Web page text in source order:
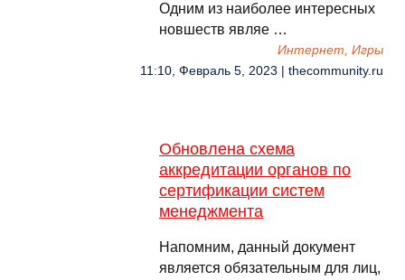
Одним из наиболее интересных
новшеств являе …
Интернет, Игры
11:10, Февраль 5, 2023 | thecommunity.ru
Обновлена схема
аккредитации органов по
сертификации систем
менеджмента
Напомним, данный документ
является обязательным для лиц,